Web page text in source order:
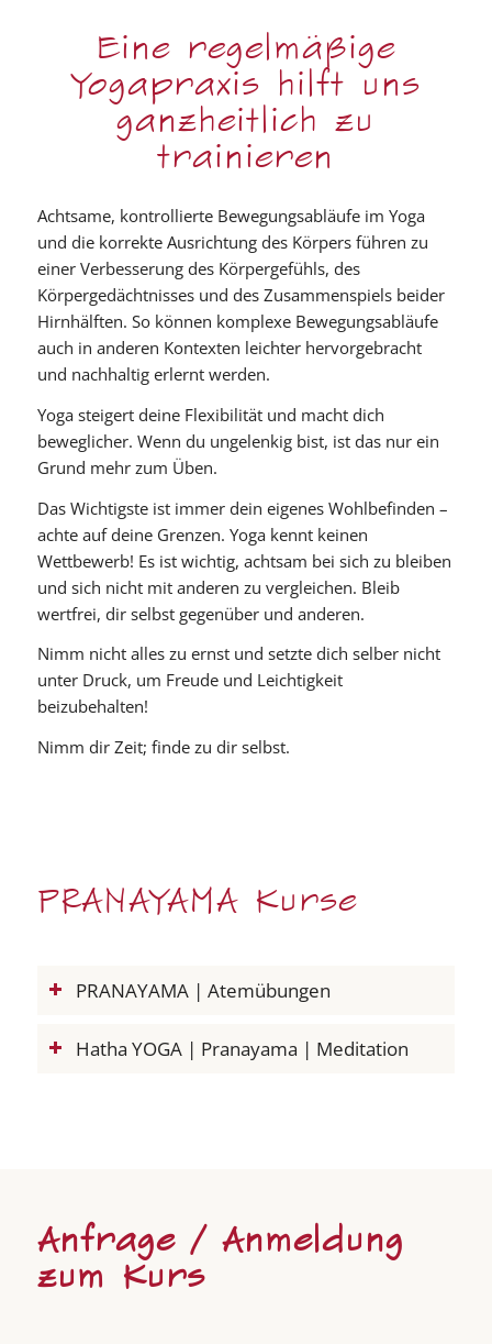
Eine regelmäßige
Yogapraxis hilft uns
ganzheitlich zu
trainieren
Achtsame, kontrollierte Bewegungsabläufe im Yoga
und die korrekte Ausrichtung des Körpers führen zu
einer Verbesserung des Körpergefühls, des
Körpergedächtnisses und des Zusammenspiels beider
Hirnhälften. So können komplexe Bewegungsabläufe
auch in anderen Kontexten leichter hervorgebracht
und nachhaltig erlernt werden.
Yoga steigert deine Flexibilität und macht dich
beweglicher. Wenn du ungelenkig bist, ist das nur ein
Grund mehr zum Üben.
Das Wichtigste ist immer dein eigenes Wohlbefinden –
achte auf deine Grenzen. Yoga kennt keinen
Wettbewerb! Es ist wichtig, achtsam bei sich zu bleiben
und sich nicht mit anderen zu vergleichen. Bleib
wertfrei, dir selbst gegenüber und anderen.
Nimm nicht alles zu ernst und setzte dich selber nicht
unter Druck, um Freude und Leichtigkeit
beizubehalten!
Nimm dir Zeit; finde zu dir selbst.
PRANAYAMA Kurse
PRANAYAMA | Atemübungen
Hatha YOGA | Pranayama | Meditation
Anfrage / Anmeldung
zum Kurs